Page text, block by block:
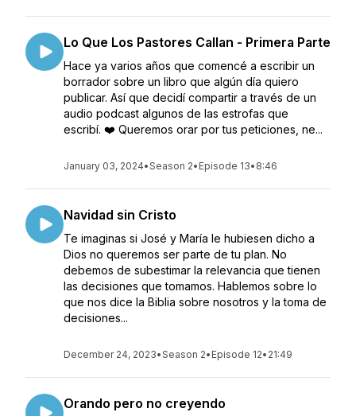
Lo Que Los Pastores Callan - Primera Parte
Hace ya varios años que comencé a escribir un
borrador sobre un libro que algún día quiero
publicar. Así que decidí compartir a través de un
audio podcast algunos de las estrofas que
escribí. ❤️ Queremos orar por tus peticiones, ne...
January 03, 2024•Season 2• Episode 13• 8:46
Navidad sin Cristo
Te imaginas si José y María le hubiesen dicho a
Dios no queremos ser parte de tu plan. No
debemos de subestimar la relevancia que tienen
las decisiones que tomamos. Hablemos sobre lo
que nos dice la Biblia sobre nosotros y la toma de
decisiones...
December 24, 2023•Season 2• Episode 12• 21:49
Orando pero no creyendo